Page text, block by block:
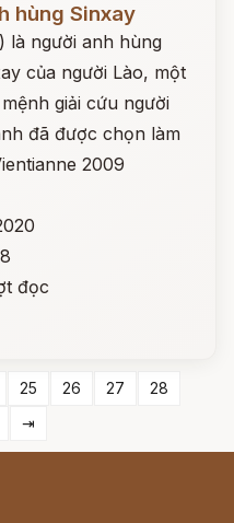
hùng Sinxay
là người anh hùng
của người Lào, một
giải cứu người
đã được chọn làm
2009
đọc
25 26 27
28
⇥